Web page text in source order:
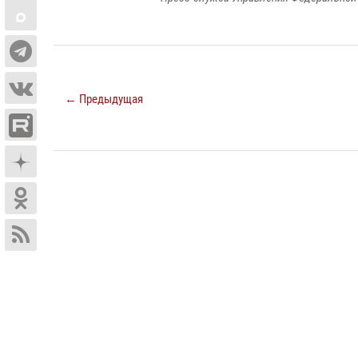
← Предыдущая